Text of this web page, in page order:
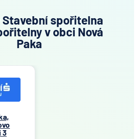
Stavební spořitelna
v obci Nová
Paka
3